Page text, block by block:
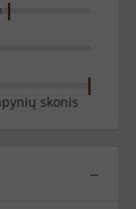
skonis
−